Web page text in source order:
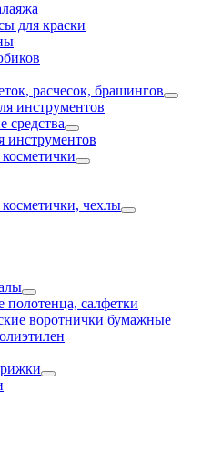
для краски
расчесок, брашингов
инструментов
инструментов
чехлы
полотенца, салфетки
воротнички бумажные